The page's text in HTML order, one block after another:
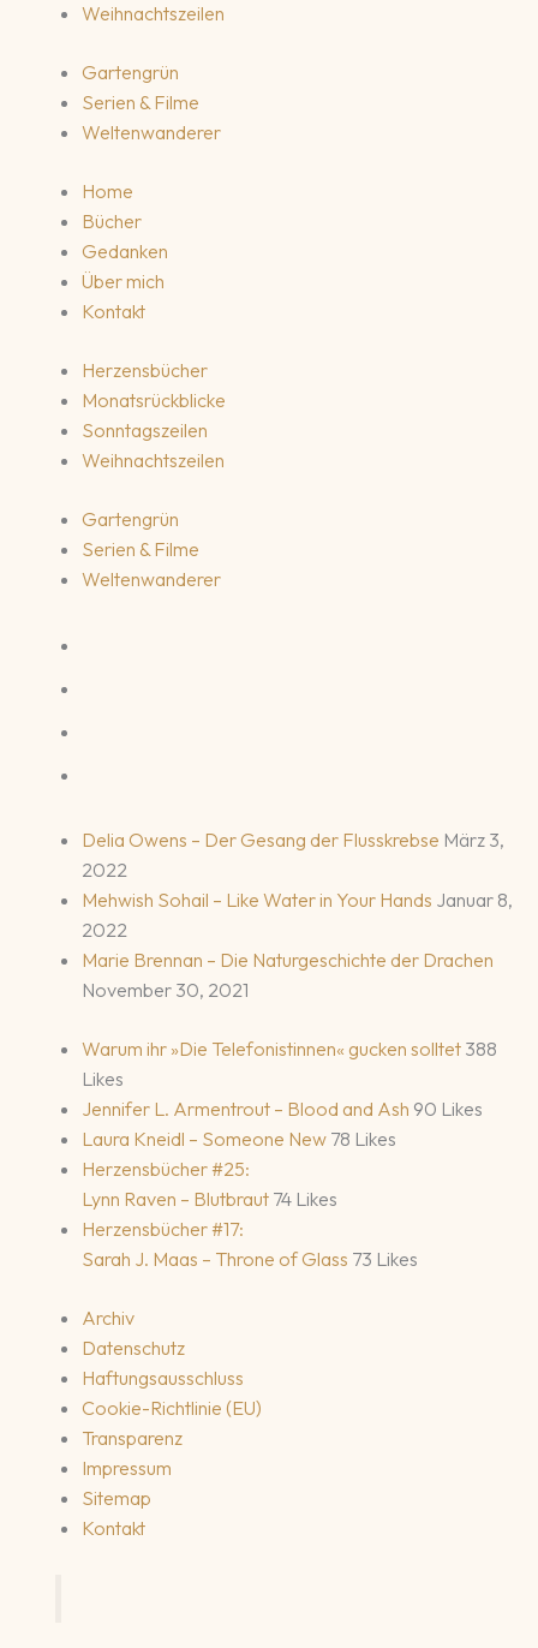
Weihnachtszeilen
Gartengrün
Serien & Filme
Weltenwanderer
Home
Bücher
Gedanken
Über mich
Kontakt
Herzensbücher
Monatsrückblicke
Sonntagszeilen
Weihnachtszeilen
Gartengrün
Serien & Filme
Weltenwanderer
Delia Owens – Der Gesang der Flusskrebse März 3,
2022
Mehwish Sohail – Like Water in Your Hands Januar 8,
2022
Marie Brennan – Die Naturgeschichte der Drachen
November 30, 2021
Warum ihr »Die Telefonistinnen« gucken solltet 388
Likes
Jennifer L. Armentrout – Blood and Ash 90 Likes
Laura Kneidl – Someone New 78 Likes
Herzensbücher #25:
Lynn Raven – Blutbraut 74 Likes
Herzensbücher #17:
Sarah J. Maas – Throne of Glass 73 Likes
Archiv
Datenschutz
Haftungsausschluss
Cookie-Richtlinie (EU)
Transparenz
Impressum
Sitemap
Kontakt